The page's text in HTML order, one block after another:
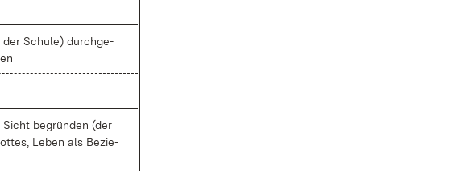
der Schu­le) durch­ge­
be­grün­den (der
Le­ben als Be­zie­